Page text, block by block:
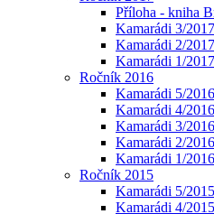
Příloha - kniha
Kamarádi 3/2017
Kamarádi 2/2017
Kamarádi 1/2017
Ročník 2016
Kamarádi 5/2016
Kamarádi 4/2016
Kamarádi 3/2016
Kamarádi 2/2016
Kamarádi 1/2016
Ročník 2015
Kamarádi 5/2015
Kamarádi 4/2015